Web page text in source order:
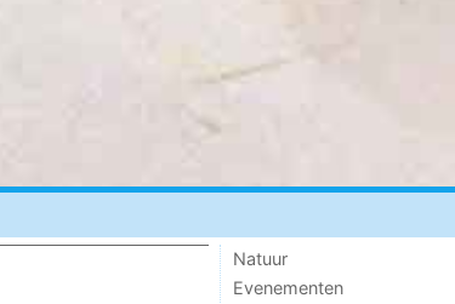
Natuur
Evenementen